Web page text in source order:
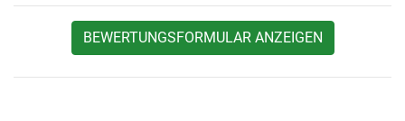
BEWERTUNGSFORMULAR ANZEIGEN